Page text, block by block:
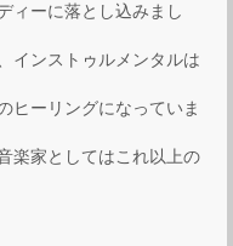
ィーに落とし込みまし
インストゥルメンタルは
ヒーリングになっていま
楽家としてはこれ以上の